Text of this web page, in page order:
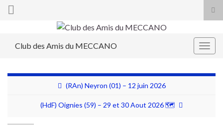
Search for:
Club des Amis du MECCANO
(RAn) Neyron (01) – 12 juin 2026
(HdF) Oignies (59) – 29 et 30 Aout 2026 🗺